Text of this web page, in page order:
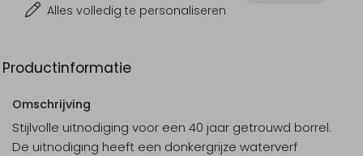
Alles volledig te personaliseren
Productinformatie
Omschrijving
Stijlvolle uitnodiging voor een 40 jaar getrouwd borrel.
De uitnodiging heeft een donkergrijze waterverf